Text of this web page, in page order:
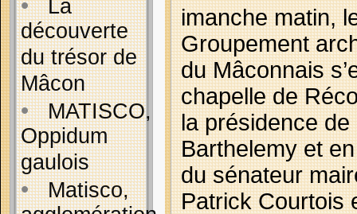
•La
découverte
du trésor de
Mâcon
•MATISCO,
Oppidum
gaulois
•Matisco,
imanche matin,
Groupement
du Mâconnais
chapelle de
la présidence de
Barthelemy et
du sénateur
Patrick Courtois